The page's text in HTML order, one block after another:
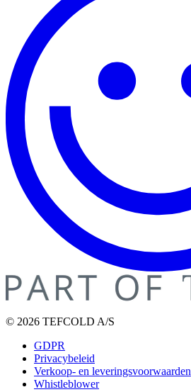
© 2026 TEFCOLD A/S
GDPR
Privacybeleid
Verkoop- en leveringsvoorwaarden
Whistleblower